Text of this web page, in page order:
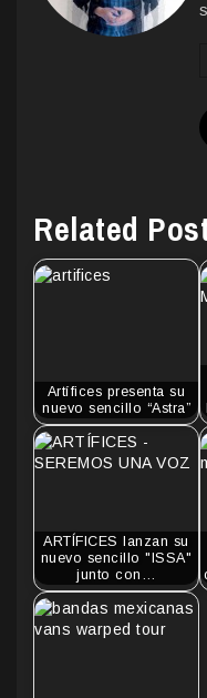
Related
Artífices presenta su
nuevo sencillo “Astra”
ARTÍFICES lanzan su
nuevo sencillo "ISSA"
junto con…